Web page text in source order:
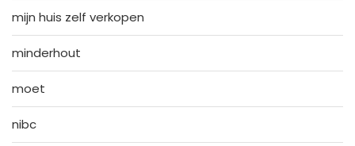
mijn huis zelf verkopen
minderhout
moet
nibc